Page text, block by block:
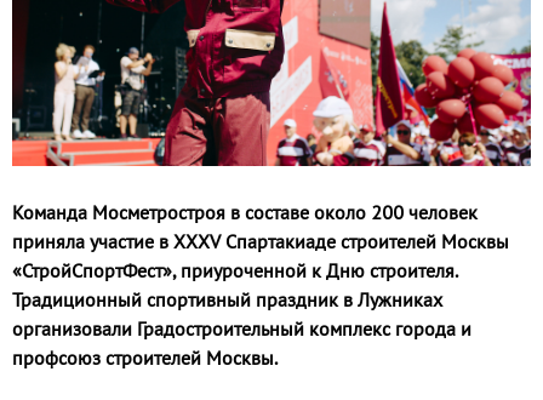
Команда Мосметростроя в составе около 200 человек
приняла участие в XXXV Спартакиаде строителей Москвы
«СтройСпортФест», приуроченной к Дню строителя.
Традиционный спортивный праздник в Лужниках
организовали Градостроительный комплекс города и
профсоюз строителей Москвы.